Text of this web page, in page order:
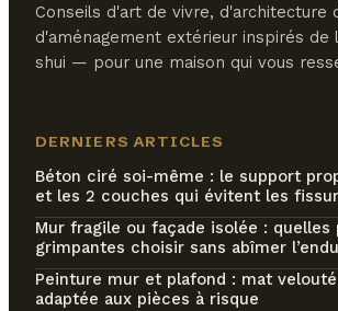
Conseils d'art de vivre, d'architecture
d'aménagement extérieur inspirés de
shui — pour une maison qui vous
DERNIERS ARTICLES
Béton ciré soi-même : le support
et les 2 couches qui évitent les
Mur fragile ou façade isolée : quelles
grimpantes choisir sans abîmer
Peinture mur et plafond : mat
adaptée aux pièces à risque